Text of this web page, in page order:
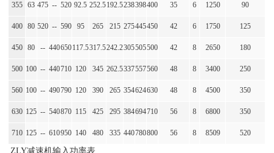
355 63 475 -- 520 92.5 252.5192.5238398400 35 6 1250 90
400 80 520 -- 590 95 265 215 275445450 42 6 1750 125
450 80 -- 440650117.5317.5242.2305505500 42 8 2650 180
500 100 -- 440710 120 345 262.5337557560 48 8 3400 250
560 100 -- 490790 120 390 265 354624630 48 8 4500 350
630 125 -- 540870 115 425 295 384694710 56 8 6800 350
710 125 -- 610950 140 480 335 440780800 56 8 8509 520
ZLY减速机输入功率表